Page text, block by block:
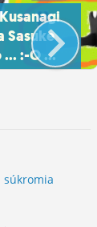
Sasuke
:-O ...
súkromia